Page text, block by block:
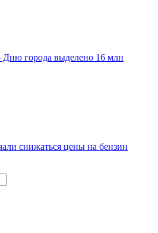
Дню города выделено 16 млн
снижаться цены на бензин